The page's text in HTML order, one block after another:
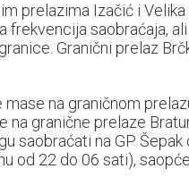
prelazima Izačić i Velika
frekvencija saobraćaja, ali
Granični prelaz
na graničnom
na granične prelaze
saobraćati na GP Šepak
od 22 do 06 sati),